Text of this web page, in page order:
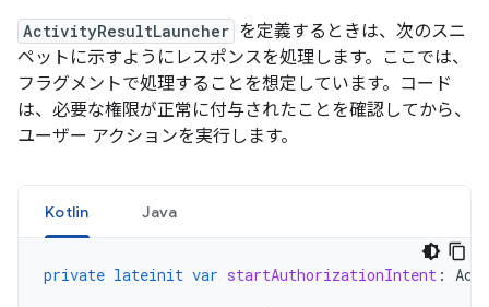
ActivityResultLauncher を定義するときは、次のスニ
ペットに示すようにレスポンスを処理します。ここでは、
フラグメントで処理することを想定しています。コード
は、必要な権限が正常に付与されたことを確認してから、
ユーザー アクションを実行します。
Kotlin Java
private lateinit var startAuthorizationIntent :